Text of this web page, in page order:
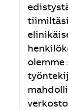
tiimiltäsi